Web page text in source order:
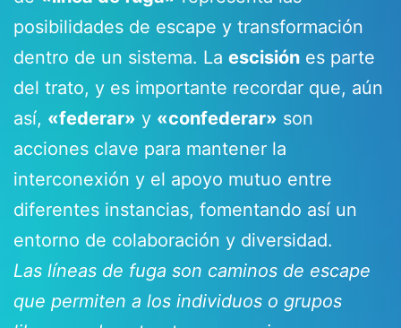
posibilidades de escape y transformación
dentro de un sistema. La escisión es parte
del trato, y es importante recordar que, aún
así, «federar» y «confederar» son
acciones clave para mantener la
interconexión y el apoyo mutuo entre
diferentes instancias, fomentando así un
entorno de colaboración y diversidad.
Las líneas de fuga son caminos de escape
que permiten a los individuos o grupos